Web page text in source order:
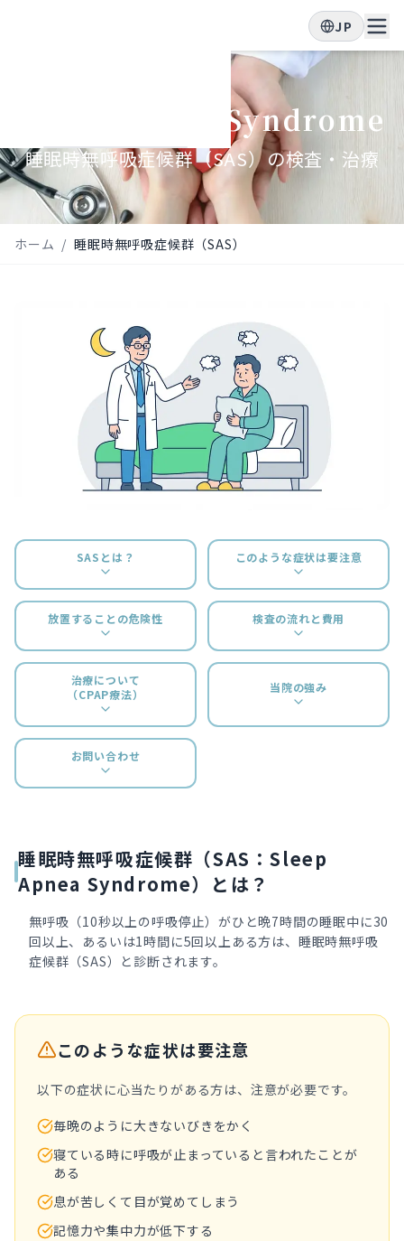
JP
Sleep Apnea Syndrome
睡眠時無呼吸症候群（SAS）の検査・治療
ホーム / 睡眠時無呼吸症候群（SAS）
SASとは？ このような症状は要注意
放置することの危険性 検査の流れと費用
治療について
（CPAP療法）
当院の強み
お問い合わせ
睡眠時無呼吸症候群（SAS：Sleep
Apnea Syndrome）とは？
無呼吸（10秒以上の呼吸停止）がひと晩7時間の睡眠中に30
回以上、あるいは1時間に5回以上ある方は、睡眠時無呼吸
症候群（SAS）と診断されます。
このような症状は要注意
以下の症状に心当たりがある方は、注意が必要です。
毎晩のように大きないびきをかく
寝ている時に呼吸が止まっていると言われたことが
ある
息が苦しくて目が覚めてしまう
記憶力や集中力が低下する